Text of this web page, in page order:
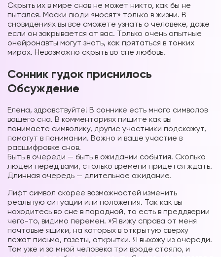
Скрыть их в мире снов не может никто, как бы не
пытался. Маски люди «носят» только в жизни. В
сновидениях вы все сможете узнать о человеке, даже
если он закрывается от вас. Только очень опытные
онейронавты могут знать, как прятаться в тонких
мирах. Невозможно скрыть во сне любовь.
Сонник гудок приснилось
Обсуждение
Елена, здравствуйте! В соннике есть много символов
вашего сна. В комментариях пишите как вы
понимаете символику, другие участники подскажут,
помогут в понимании. Важно и ваше участие в
расшифровке снов.
Быть в очереди — быть в ожидании события. Сколько
людей перед вами, столько времени придется ждать.
Длинная очередь — длительное ожидание.
Лифт символ скорее возможностей изменить
реальную ситуации или положения. Так как вы
находитесь во сне в парадной, то есть в преддверии
чего-то, видимо перемен. »Я вижу справа от меня
почтовые ящики, на которых в открытую сверху
лежат письма, газеты, открытки. Я выхожу из очереди.
Там уже и за мной человека три вроде стояло, и